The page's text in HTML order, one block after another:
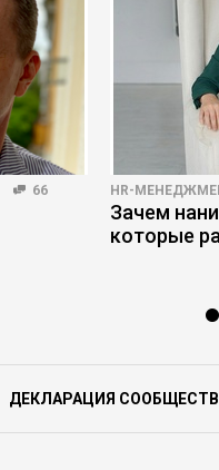
66 HR-
Зачем
которые
ДЕКЛАРАЦИЯ